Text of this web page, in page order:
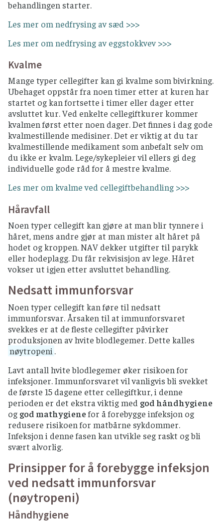
behandlingen starter.
Les mer om nedfrysing av sæd >>>
Les mer om nedfrysing av eggstokkvev >>>
Kvalme
Mange typer cellegifter kan gi kvalme som bivirkning.
Ubehaget oppstår fra noen timer etter at kuren har
startet og kan fortsette i timer eller dager etter
avsluttet kur. Ved enkelte cellegiftkurer kommer
kvalmen først etter noen dager. Det finnes i dag gode
kvalmestillende medisiner. Det er viktig at du tar
kvalmestillende medikament som anbefalt selv om
du ikke er kvalm. Lege/sykepleier vil ellers gi deg
individuelle gode råd for å mestre kvalme.
Les mer om kvalme ved cellegiftbehandling >>>
Håravfall
Noen typer cellegift kan gjøre at man blir tynnere i
håret, mens andre gjør at man mister alt håret på
hodet og kroppen. NAV dekker utgifter til parykk
eller hodeplagg. Du får rekvisisjon av lege. Håret
vokser ut igjen etter avsluttet behandling.
Nedsatt immunforsvar
Noen typer cellegift kan føre til nedsatt
immunforsvar. Årsaken til at immunforsvaret
svekkes er at de fleste cellegifter påvirker
produksjonen av hvite blodlegemer. Dette kalles
nøytropeni .
Lavt antall hvite blodlegemer øker risikoen for
infeksjoner. Immunforsvaret vil vanligvis bli svekket
de første 15 dagene etter cellegiftkur, i denne
perioden er det ekstra viktig med god håndhygiene
og god mathygienefor å forebygge infeksjon og
redusere risikoen for matbårne sykdommer.
Infeksjon i denne fasen kan utvikle seg raskt og bli
svært alvorlig.
Prinsipper for å forebygge infeksjon
ved nedsatt immunforsvar
(nøytropeni)
Håndhygiene